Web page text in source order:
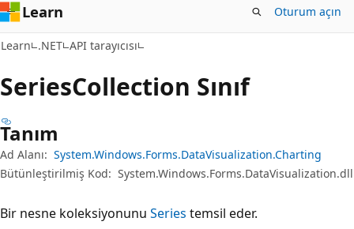
Learn Oturum açın
Learn .NET API tarayıcısı
SeriesCollection Sınıf
Tanım
Ad Alanı: System.Windows.Forms.DataVisualization.Charting
Bütünleştirilmiş Kod: System.Windows.Forms.DataVisualization.dll
Bir nesne koleksiyonunu Series temsil eder.